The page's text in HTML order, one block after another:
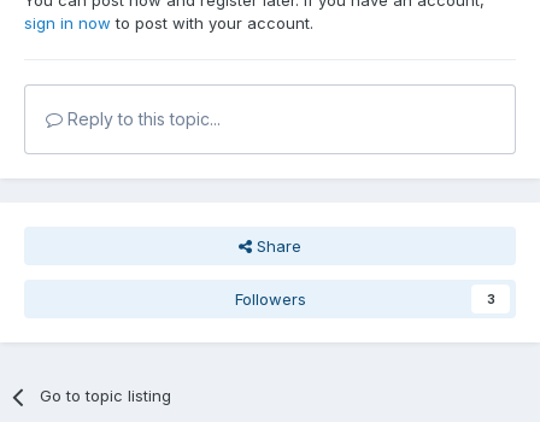
sign in now to post with your account.
Reply to this topic...
Share
Followers 3
Go to topic listing